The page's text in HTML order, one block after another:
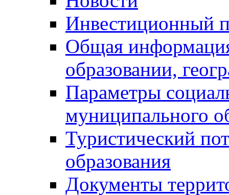
Инвестиционный
Общая
образовании,
Параметры
муниципального
Туристический
образования
Документы